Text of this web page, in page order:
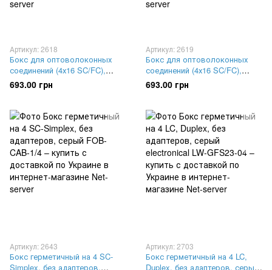
Артикул: 2618
Бокс для оптоволоконных
соединений (4х16 SC/FC),
пустой без панели, серый UA-
FOB2C-G
693.00 грн
Артикул: 2619
Бокс для оптоволоконных
соединений (4х16 SC/FC),
пустой без панели, черый UA-
FOB2C-B
693.00 грн
Артикул: 2643
Бокс герметичный на 4 SC-
Simplex, без адаптеров,
Артикул: 2703
Бокс герметичный на 4 LC,
Duplex, без адаптеров, серый